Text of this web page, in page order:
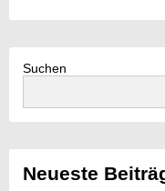
Suchen
Neueste